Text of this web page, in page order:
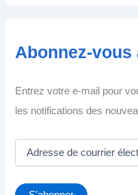
Abonnez-vous
Entrez votre e-mail pour
les notifications des
e